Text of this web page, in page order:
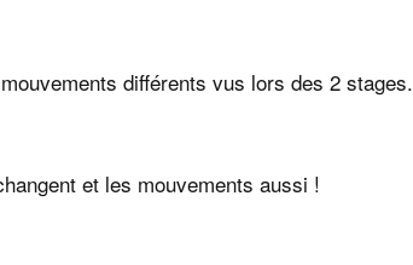
différents vus lors des 2 stages.
et les mouvements aussi !